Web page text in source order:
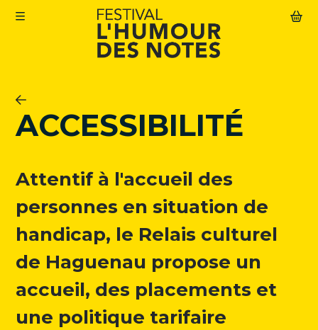
Aller au contenu principal
ACCESSIBILITÉ
Attentif à l'accueil des
personnes en situation de
handicap, le Relais culturel
de Haguenau propose un
accueil, des placements et
une politique tarifaire
Le Festival
Abonnement
Actualités
Infos pratiques
Mon compte
Abonnement